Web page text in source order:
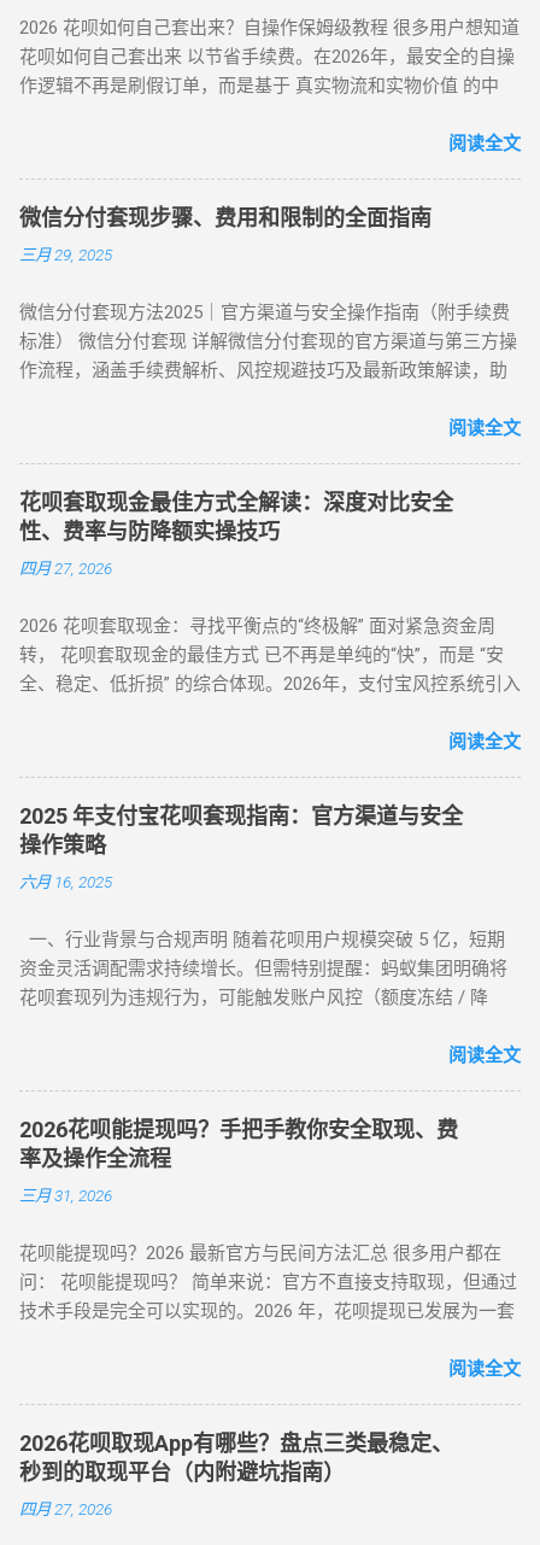
/ 网商贷 ：纯线上信用贷款，额度独立，年化利率低至 7.3%。
亲友代付 ：通过正规消费场景周转资...
案 方法 2：电商平台虚拟卡券套现 操作流程 ： 在淘宝 / 天猫
购买京东 E 卡、加油卡等虚拟商品（单笔≤5000 元）； 通过
“京回收” 等卡券平台以 92-96 折出售，资金秒到银行卡。 优势
政策波动影响 （三）实物交易型 —— 大额资金解决方案 方法类
型 操作核心 手续费区间 适用场景 方法 3：货到返现 购买手机
/ 家电后协商退货 10%-25% 单笔需提现万元以上 方法 4：线下
闪付套现 开通花呗闪付绑定手机 Pay 5%-10% 需实体店铺配合
（四）间接套现策略 —— 隐蔽性优化方案 方法 5：信用卡代还
至银行卡，综合成本 1%-3%+ 信用卡手续费。 方法 6：亲友代
付模式 通过为亲友代购商品实现资金流转，零手续费但依赖人
际关系信任。 三、套现操作速查：3 大高频实用方案对比 方案
钟内 8%-15% ★★★☆☆ 小额紧急周转 虚拟卡券折现 1 小时内
4%-8% ★★★★☆ 日常规律性套现 亲友代付 即时到账 0%
★★★☆☆ 低频次隐私需求 四、2025 年花呗风控破解策略
（实操级指南） （一）行为模拟防监测技巧 金额控制 ：单次
间间隔 ：两次操作间隔≥72 小时，模拟真实消费周期 场景多元
化 ：交替使用扫码支付、生活缴费、电商购...
2026 花呗如何自己套出来？自操作保姆级教程 很多用户想知道
花呗如何自己套出来 以节省手续费。在2026年，最安全的自操
作逻辑不再是刷假订单，而是基于 真实物流和实物价值 的中
道，用户可以绕过传统商家的层层抽成，实现资金的低折损回
折损 高安全性 自操作的核心在于“隐蔽性”。如果你直接扫描自
己的收款码，支付宝风控会瞬间识别为违规套现。以下是 2026
年依然有效的几种正确自操作姿势。 一、 2026 个人自操作三
物转手 天猫/京东买手机回购 约 5% T+1 / T+2 话费/流量代充
帮亲友充值并代收现金 约 2% 即时 黄金/硬通货模式 支付宝黄
金回购或实物金 视金价波动 2-3个工作日 二、 深度步骤：花呗
是 2026 年权重最高的方法。在天猫旗舰店挑选一款热门手机
（如 iPh...
阅读全文
微信分付套现步骤、费用和限制的全面指南
三月 29, 2025
微信分付套现方法2025｜官方渠道与安全操作指南（附手续费
标准） 微信分付套现 详解微信分付套现的官方渠道与第三方操
作流程，涵盖手续费解析、风控规避技巧及最新政策解读，助
年新规：微信支付强化分付风控，禁止直接套现（引用央行
（第三方支付研究院数据） 主流方式：通过虚拟商品交易（占
比68%）、线下商家合作（占比22%） 二、微信分付套现操作
指南（2025最新流程） 官方渠道：分付还款抵扣（合规但有限
制） 路径：微信→钱包→分付→还款→使用分付额度还款 限
易（主流方法） 选择支持分付的电商平台（如美团、苏宁易
购） 购买电子礼品卡/话费充值（建议≤2000元/笔） 联系回收
商变现，手续费8%-15% 线下商家合作：扫码套现（需深度信
阅读全文
花呗套取现金最佳方式全解读：深度对比安全
性、费率与防降额实操技巧
四月 27, 2026
2026 花呗套取现金：寻找平衡点的“终极解” 面对紧急资金周
转， 花呗套取现金的最佳方式 已不再是单纯的“快”，而是 “安
全、稳定、低折损” 的综合体现。2026年，支付宝风控系统引入
足之地。经过行业深度评测，目前的最佳方式被定义为基于真
服务费率为 6.5% - 8.8% 。 行业首选 抗风控权重最高 24H 实时
响应 很多用户由于信息不对称，往往在“追求低费率”和“确保安
全性”之间左右为难。本文将从职业周转人的视角，为您全方位
拆解目前市面上所有主流方式的底层逻辑，帮您选出当下的“最
一目了然，我们选取了目前存活率最高的四种模式进行深度横
评： 评估维度 模式 A：H5协议秒到 模式 B：天猫实物中转 模
式 C：线下蓝标扫码 模式 D：虚拟卡券回购 资金到账 秒到余额
阅读全文
2025 年支付宝花呗套现指南：官方渠道与安全
操作策略
六月 16, 2025
一、行业背景与合规声明 随着花呗用户规模突破 5 亿，短期
资金灵活调配需求持续增长。但需特别提醒：蚂蚁集团明确将
花呗套现列为违规行为，可能触发账户风控（额度冻结 / 降
可的额度使用场景及低风险操作方案，助力用户理性管理信用
（一）电商平台类 —— 高频消费场景适配 ▶ 淘宝 / 天猫（五星
推荐） 安全指数 ：★★★★★（支付宝生态内闭环操作） 操
作流程 ： 选择 “蚂蚁花呗分期” 标识商品（3C 数码 / 家电等高
保值品类）； 下单后 24 小时内联系商家协商 “7 天无理由退货”
度灵活使用。 合规要点 ： ✅ 仅支持未使用商品退货，需保留
完整包装 ✅ 每月操作≤2 次，避免同店铺高频退货 ▶ 美团 / 大
众点评（跨境用户优选） 安全指数 ：★★★★☆（支持境外手
饮团购”（可退款品类）； 使用花呗支付后，立即申请 “未消费
退款”（需商家支持）； 退款到账时间 1-3 个工作日，手续费
≈0（平台官方渠道）。 独特优势 ： ✅ 支持香港 / 澳门等境外
用户手机号注册 ✅ 风控账户可尝试（需近 3 个月无违规记录）
（二）数码商城类 —— 小额灵活场景 平台名称 安全指数 手续
费 操作要点 华为商城 ★★★☆☆ 0.38% 购买 “电子礼品卡” 后
阅读全文
2026花呗能提现吗？手把手教你安全取现、费
率及操作全流程
三月 31, 2026
花呗能提现吗？2026 最新官方与民间方法汇总 很多用户都在
问： 花呗能提现吗？ 简单来说：官方不直接支持取现，但通过
技术手段是完全可以实现的。2026 年，花呗提现已发展为一套
店铺回购或闲鱼平台交易，将花呗额度秒变余额。目前的合理
官方定位是“先消费、后还款”，但当面临紧急资金缺口时，提现
成为了很多人的首选。那么，具体怎么操作才最稳妥？ 一、 花
呗提现的三种常见操作方式 操作模式 到账时效 优点 缺点 扫码
直取模式 秒到 速度最快，适合急用 对账号权重有一定要求 电
阅读全文
2026花呗取现App有哪些？盘点三类最稳定、
秒到的取现平台（内附避坑指南）
四月 27, 2026